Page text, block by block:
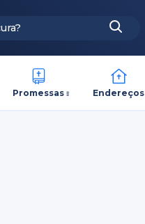
Promessas Endereços